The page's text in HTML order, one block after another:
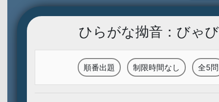
ひらがな拗音：びゃ
順番出題 制限時間なし 全5問